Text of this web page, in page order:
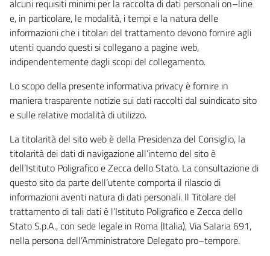
alcuni requisiti minimi per la raccolta di dati personali on–line
e, in particolare, le modalità, i tempi e la natura delle
informazioni che i titolari del trattamento devono fornire agli
utenti quando questi si collegano a pagine web,
indipendentemente dagli scopi del collegamento.
Lo scopo della presente informativa privacy è fornire in
maniera trasparente notizie sui dati raccolti dal suindicato sito
e sulle relative modalità di utilizzo.
La titolarità del sito web è della Presidenza del Consiglio, la
titolarità dei dati di navigazione all’interno del sito è
dell’Istituto Poligrafico e Zecca dello Stato. La consultazione di
questo sito da parte dell’utente comporta il rilascio di
informazioni aventi natura di dati personali. Il Titolare del
trattamento di tali dati è l’Istituto Poligrafico e Zecca dello
Stato S.p.A., con sede legale in Roma (Italia), Via Salaria 691,
nella persona dell’Amministratore Delegato pro–tempore.